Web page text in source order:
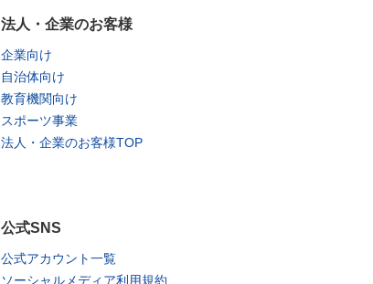
法人・企業のお客様
企業向け
自治体向け
教育機関向け
スポーツ事業
法人・企業のお客様TOP
公式SNS
公式アカウント一覧
ソーシャルメディア利用規約